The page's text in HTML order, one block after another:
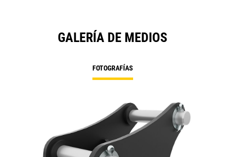
GALERÍA DE MEDIOS
FOTOGRAFÍAS